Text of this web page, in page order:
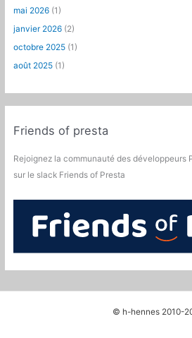
mai 2026 (1)
janvier 2026 (2)
octobre 2025 (1)
août 2025 (1)
Friends of presta
Rejoignez la communauté des développeurs
sur le slack Friends of Presta
© h-hennes 2010-